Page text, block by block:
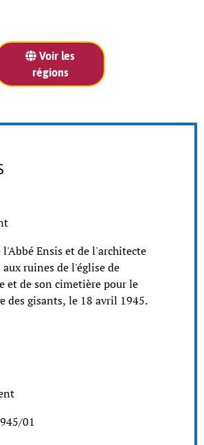
Voir les
régions
Ensis et de l'architecte
ruines de l'église de
et de son cimetière pour le
des gisants, le 18 avril 1945.
01